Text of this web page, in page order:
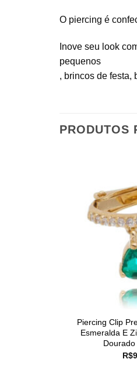
O piercing é
Inove seu look
pequenos
, brincos de festa,
PRODUTOS
Piercing Clip
Esmeralda E
R$